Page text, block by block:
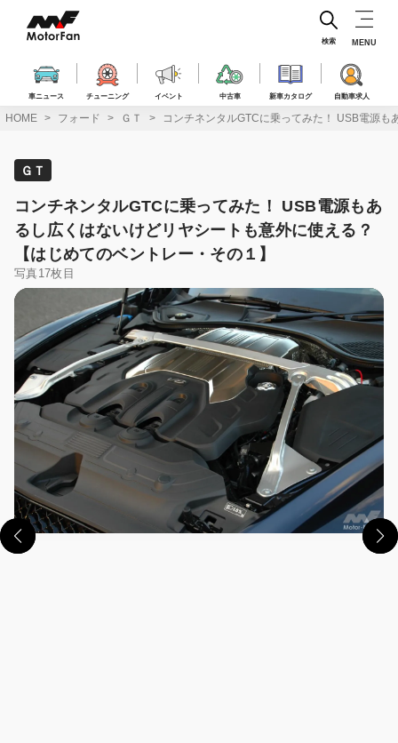
ス
車ニュース チューニング イベント 中古車 新車カタログ 自動車求人
検索 MENU
HOME フォード ＧＴ コンチネンタルGTCに乗ってみた！ USB電源
ＧＴ
コンチネンタルGTCに乗ってみた！ USB電源もあ
るし広くはないけどリヤシートも意外に使える？
【はじめてのベントレー・その１】
写真17枚目